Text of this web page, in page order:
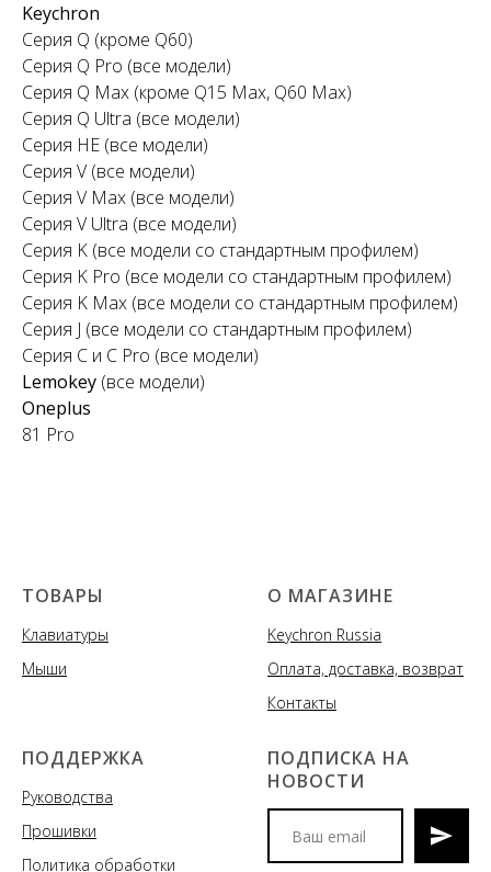
Keychron
Серия Q (кроме Q60)
Серия Q Pro (все модели)
Серия Q Max (кроме Q15 Max, Q60 Max)
Серия Q Ultra (все модели)
Серия HE (все модели)
Серия V (все модели)
Серия V Max (все модели)
Серия V Ultra (все модели)
Серия K (все модели со стандартным профилем)
Серия K Pro (все модели со стандартным профилем)
Серия K Max (все модели со стандартным профилем)
Серия J (все модели со стандартным профилем)
Серия С и C Pro (все модели)
Lemokey (все модели)
Oneplus
81 Pro
ТОВАРЫ
Клавиатуры
Мыши
О МАГАЗИНЕ
Keychron Russia
Оплата, доставка, возврат
Контакты
ПОДДЕРЖКА
Руководства
Прошивки
Политика обработки
ПОДПИСКА НА
НОВОСТИ